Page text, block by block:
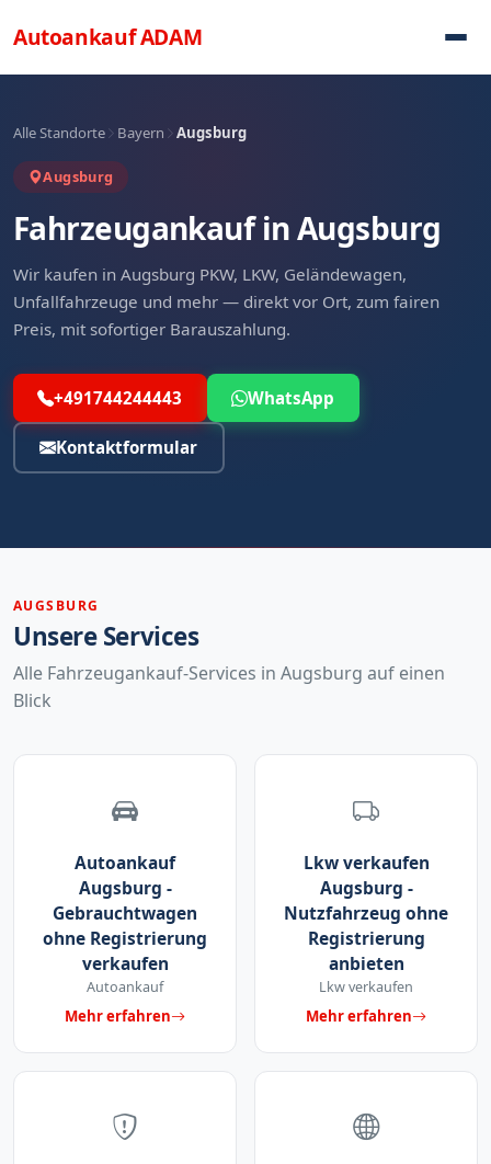
AutoankaufADAM
Alle Standorte Bayern Augsburg
Augsburg
Fahrzeugankauf in Augsburg
Wir kaufen in Augsburg PKW, LKW, Geländewagen,
Unfallfahrzeuge und mehr — direkt vor Ort, zum fairen
Preis, mit sofortiger Barauszahlung.
+491744244443 WhatsApp
Kontaktformular
AUGSBURG
Unsere Services
Alle Fahrzeugankauf-Services in Augsburg auf einen
Blick
Autoankauf
Augsburg -
Gebrauchtwagen
ohne Registrierung
verkaufen
Autoankauf
Mehr erfahren
Lkw verkaufen
Augsburg -
Nutzfahrzeug ohne
Registrierung
anbieten
Lkw verkaufen
Mehr erfahren